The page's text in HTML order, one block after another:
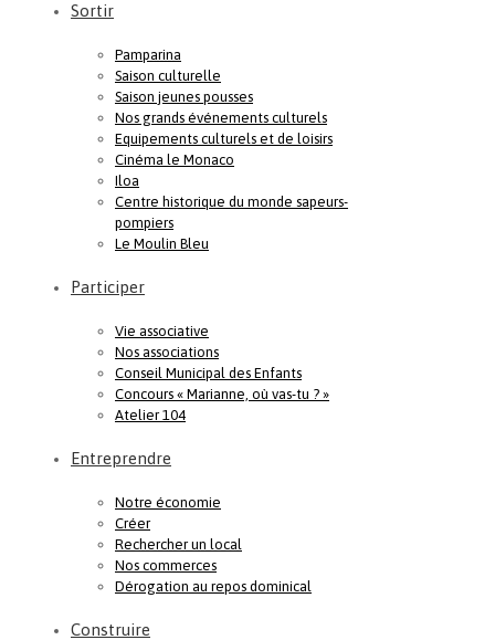
Sortir
Pamparina
Saison culturelle
Saison jeunes pousses
Nos grands événements culturels
Equipements culturels et de loisirs
Cinéma le Monaco
Iloa
Centre historique du monde sapeurs-
pompiers
Le Moulin Bleu
Participer
Vie associative
Nos associations
Conseil Municipal des Enfants
Concours « Marianne, où vas-tu ? »
Atelier 104
Entreprendre
Notre économie
Créer
Rechercher un local
Nos commerces
Dérogation au repos dominical
Construire